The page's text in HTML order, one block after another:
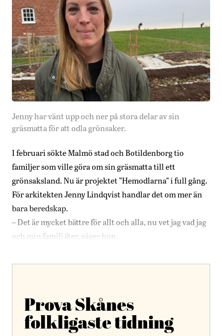
Jenny har vänt upp och ner på stora delar av sin
gräsmatta för att odla grönsaker.
I februari sökte Malmö stad och Botildenborg tio
familjer som ville göra om sin gräsmatta till ett
grönsaksland. Nu är projektet ”Hemodlarna” i full gång.
För arkitekten Jenny Lindqvist handlar det om mer än
bara beredskap.
– Det är mycket bättre för allt och alla, nu vet jag vad jag
och min familj äter, säger hon.
Prova Skånes
folkligaste tidning